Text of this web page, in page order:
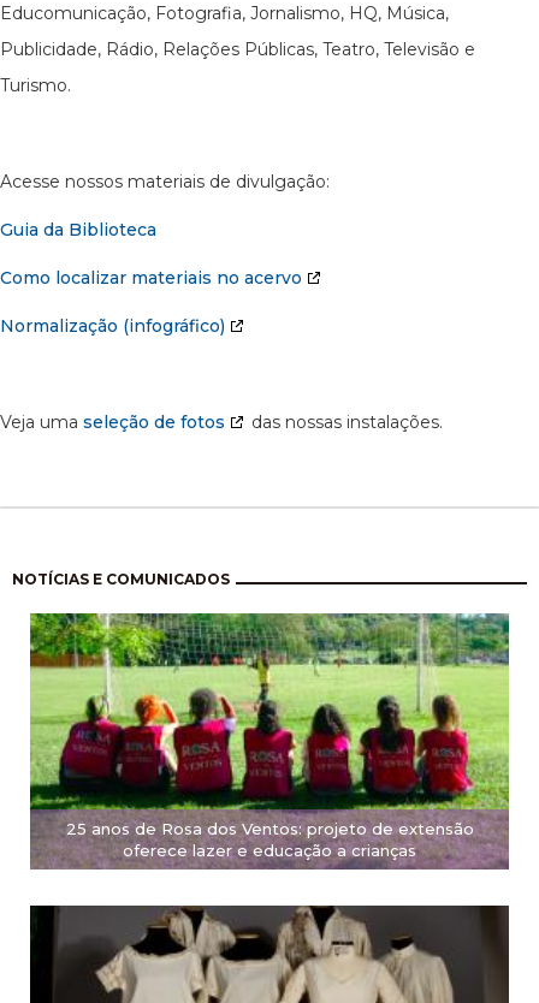
Educomunicação, Fotografia, Jornalismo, HQ, Música,
Publicidade, Rádio, Relações Públicas, Teatro, Televisão e
Turismo.
Acesse nossos materiais de divulgação:
Guia da Biblioteca
Como localizar materiais no acervo
Normalização (infográfico)
Veja uma seleção de fotos das nossas instalações.
NOTÍCIAS E COMUNICADOS
25 anos de Rosa dos Ventos: projeto de extensão
oferece lazer e educação a crianças
Paginación